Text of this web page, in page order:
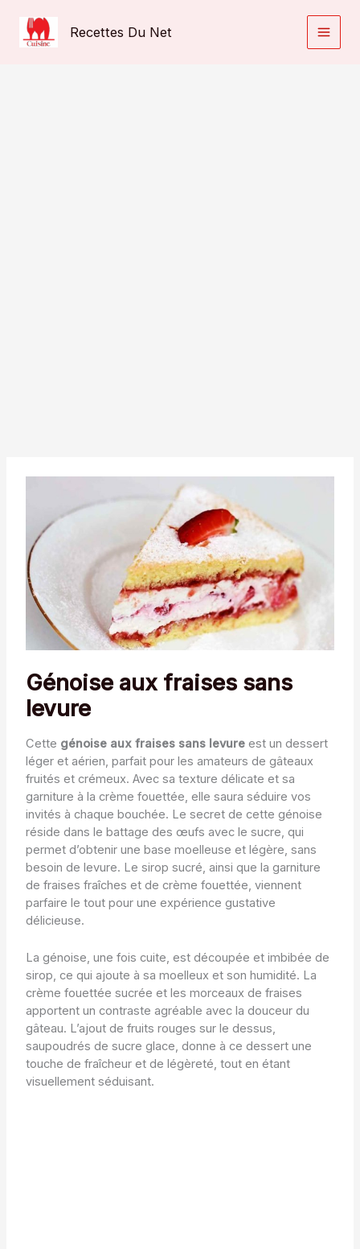
contenu
Recettes Du Net
Génoise aux fraises sans
levure
Cette génoise aux fraises sans levureest un dessert
léger et aérien, parfait pour les amateurs de gâteaux
fruités et crémeux. Avec sa texture délicate et sa
garniture à la crème fouettée, elle saura séduire vos
invités à chaque bouchée. Le secret de cette génoise
réside dans le battage des œufs avec le sucre, qui
permet d’obtenir une base moelleuse et légère, sans
besoin de levure. Le sirop sucré, ainsi que la garniture
de fraises fraîches et de crème fouettée, viennent
parfaire le tout pour une expérience gustative
délicieuse.
La génoise, une fois cuite, est découpée et imbibée de
sirop, ce qui ajoute à sa moelleux et son humidité. La
crème fouettée sucrée et les morceaux de fraises
apportent un contraste agréable avec la douceur du
gâteau. L’ajout de fruits rouges sur le dessus,
saupoudrés de sucre glace, donne à ce dessert une
touche de fraîcheur et de légèreté, tout en étant
visuellement séduisant.